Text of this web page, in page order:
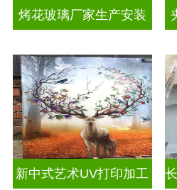
烤花玻璃厂家生产安装
新中式艺术UV打印加工